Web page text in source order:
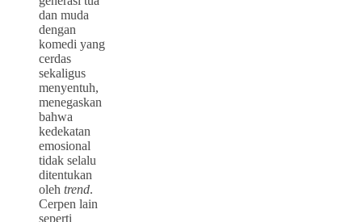
dan muda
dengan
komedi yang
cerdas
sekaligus
menyentuh,
menegaskan
bahwa
kedekatan
emosional
tidak selalu
ditentukan
oleh trend.
Cerpen lain
seperti